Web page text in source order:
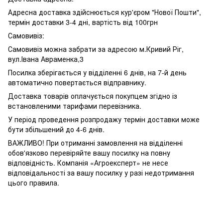
Адресна доставка здійснюється кур'єром "Нової Пошти",
термін доставки 3-4 дні, вартість від 100грн
Самовивіз:
Самовивіз можна забрати за адресою м.Кривий Ріг,
вул.Івана Авраменка,3
Посилка зберігається у відділенні 6 днів, на 7-й день
автоматично повертається відправнику.
Доставка товарів оплачується покупцем згідно із
встановленими тарифами перевізника.
У період проведення розпродажу термін доставки може
бути збільшений до 4-6 днів.
ВАЖЛИВО! При отриманні замовлення на відділенні
обов'язково перевіряйте вашу посилку на повну
відповідність. Компанія «Агроексперт» не несе
відповідальності за вашу посилку у разі недотримання
цього правила.